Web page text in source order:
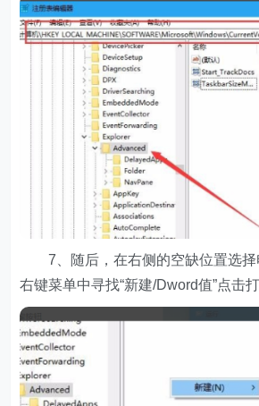
7、随后，在右侧的空缺位置选择
右键菜单中寻找“新建/Dword值”点击